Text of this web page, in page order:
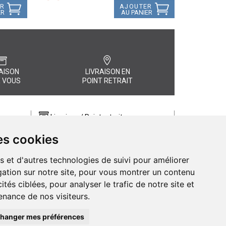
cookies
et d'autres technologies de suivi pour améliorer
sur notre site, pour vous montrer un contenu
ciblées, pour analyser le trafic de notre site et
de nos visiteurs.
mes préférences
AJOUTER
AU PANIER
VOUS
LIVRAISON EN
POINT RETRAIT
quel
Livraison / Point retrait
commande rapidement chez vous ou
Livraison chez vous ou en points relais